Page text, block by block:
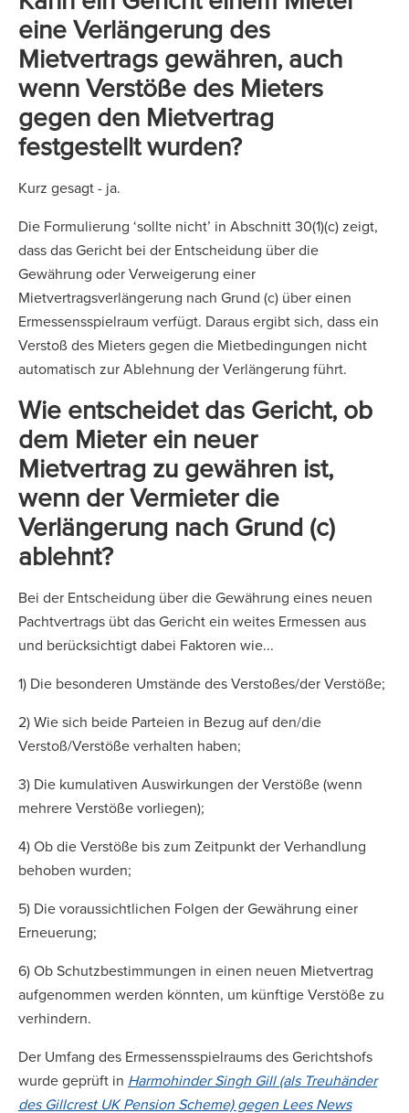
eine Verlängerung des
Mietvertrags gewähren, auch
wenn Verstöße des Mieters
gegen den Mietvertrag
festgestellt wurden?
Kurz gesagt - ja.
Die Formulierung ‘sollte nicht’ in Abschnitt 30(1)(c) zeigt,
dass das Gericht bei der Entscheidung über die
Gewährung oder Verweigerung einer
Mietvertragsverlängerung nach Grund (c) über einen
Ermessensspielraum verfügt. Daraus ergibt sich, dass ein
Verstoß des Mieters gegen die Mietbedingungen nicht
automatisch zur Ablehnung der Verlängerung führt.
Wie entscheidet das Gericht, ob
dem Mieter ein neuer
Mietvertrag zu gewähren ist,
wenn der Vermieter die
Verlängerung nach Grund (c)
ablehnt?
Bei der Entscheidung über die Gewährung eines neuen
Pachtvertrags übt das Gericht ein weites Ermessen aus
und berücksichtigt dabei Faktoren wie...
1) Die besonderen Umstände des Verstoßes/der Verstöße;
2) Wie sich beide Parteien in Bezug auf den/die
Verstoß/Verstöße verhalten haben;
3) Die kumulativen Auswirkungen der Verstöße (wenn
mehrere Verstöße vorliegen);
4) Ob die Verstöße bis zum Zeitpunkt der Verhandlung
behoben wurden;
5) Die voraussichtlichen Folgen der Gewährung einer
Erneuerung;
6) Ob Schutzbestimmungen in einen neuen Mietvertrag
aufgenommen werden könnten, um künftige Verstöße zu
verhindern.
Der Umfang des Ermessensspielraums des Gerichtshofs
wurde geprüft in Harmohinder Singh Gill (als Treuhänder
des Gillcrest UK Pension Scheme) gegen Lees News